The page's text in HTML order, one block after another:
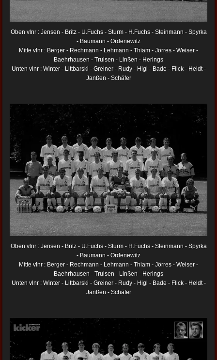
Oben vlnr : Jensen - Britz - U.Fuchs - Sturm - H.Fuchs - Steinmann - Spyrka
- Baumann - Ordenewitz
Mitte vlnr : Berger - Rechmann - Lehmann - Thiam - Jörres - Weiser -
Baehrhausen - Trulsen - Linßen - Herings
Unten vlnr : Winter - Littbarski - Greiner - Rudy - Higl - Bade - Flick - Heldt -
Janßen - Schäfer
Oben vlnr : Jensen - Britz - U.Fuchs - Sturm - H.Fuchs - Steinmann - Spyrka
- Baumann - Ordenewitz
Mitte vlnr : Berger - Rechmann - Lehmann - Thiam - Jörres - Weiser -
Baehrhausen - Trulsen - Linßen - Herings
Unten vlnr : Winter - Littbarski - Greiner - Rudy - Higl - Bade - Flick - Heldt -
Janßen - Schäfer